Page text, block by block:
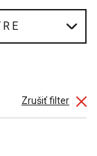
Zrušiť filter